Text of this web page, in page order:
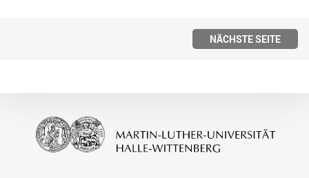
NÄCHSTE SEITE